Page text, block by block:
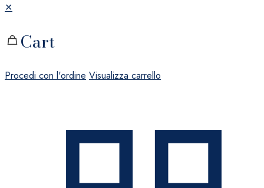
✕
Cart
Procedi con l'ordine Visualizza carrello